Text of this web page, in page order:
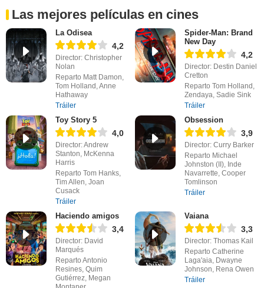
Las mejores películas en cines
La Odisea
4,2
Director: Christopher
Nolan
Reparto Matt Damon,
Tom Holland, Anne
Hathaway
Tráiler
Spider-Man: Brand
New Day
4,2
Director: Destin Daniel
Cretton
Reparto Tom Holland,
Zendaya, Sadie Sink
Tráiler
Toy Story 5
4,0
Director: Andrew
Stanton, McKenna
Harris
Reparto Tom Hanks,
Tim Allen, Joan
Cusack
Tráiler
Obsession
3,9
Director: Curry Barker
Reparto Michael
Johnston (II), Inde
Navarrette, Cooper
Tomlinson
Tráiler
Haciendo amigos
3,4
Director: David
Marqués
Reparto Antonio
Resines, Quim
Gutiérrez, Megan
Vaiana
3,3
Director: Thomas Kail
Reparto Catherine
Laga'aia, Dwayne
Johnson, Rena Owen
Tráiler